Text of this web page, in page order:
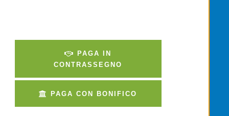
CONTRASSEGNO
PAGA CON BONIFICO